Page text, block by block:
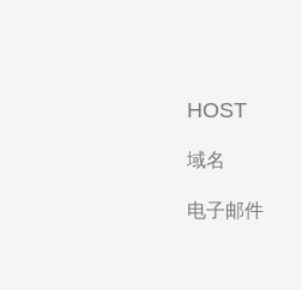
HOST
域名
电子邮件